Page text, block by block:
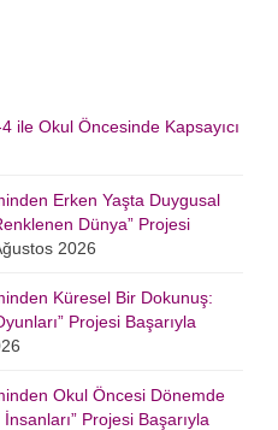
ile Okul Öncesinde Kapsayıcı
Erken Yaşta Duygusal
Dünya” Projesi
2026
Küresel Bir Dokunuş:
Projesi Başarıyla
Okul Öncesi Dönemde
Projesi Başarıyla